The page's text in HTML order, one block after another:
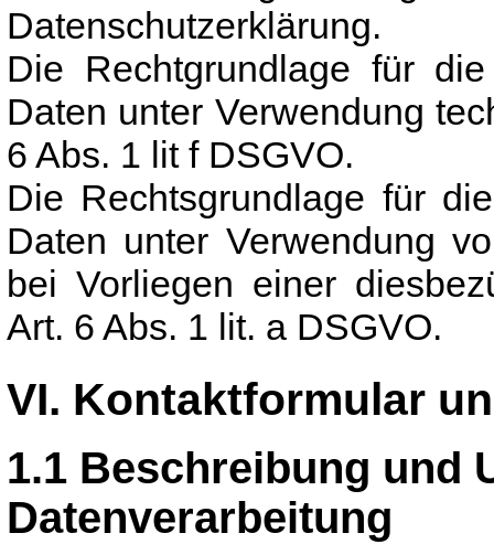
Datenschutzerklärung.
Die Rechtgrundlage für
Daten unter Verwendung
6 Abs. 1 lit f DSGVO.
Die Rechtsgrundlage für
Daten unter Verwendung
bei Vorliegen einer
Art. 6 Abs. 1 lit. a DSGVO.
VI. Kontaktformular
1.1 Beschreibung und
Datenverarbeitung